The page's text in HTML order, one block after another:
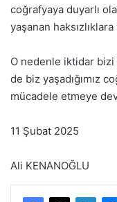
coğrafyaya duyarlı
yaşanan
O nedenle iktidar
de biz yaşadığımız
mücadele etmeye
11 Şubat 2025
Ali KENANOĞLU